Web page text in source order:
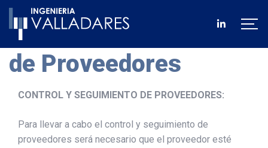
Control y Seguimiento
de Proveedores
CONTROL Y SEGUIMIENTO DE PROVEEDORES:
Para llevar a cabo el control y seguimiento de
proveedores será necesario que el proveedor esté